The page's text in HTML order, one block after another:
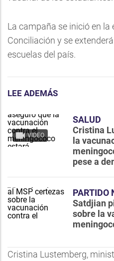
La campaña se inició en la
Conciliación y se
escuelas del país.
LEE ADEMÁS
VIDEO
SALUD
Cristina
la
pese a
PARTIDO
Satdjian
sobre la
Cristina Lustemberg,